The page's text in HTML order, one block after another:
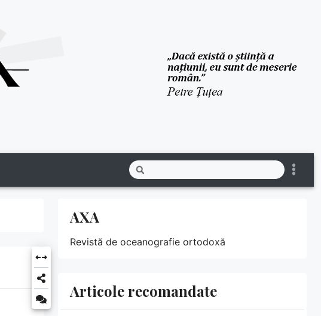
AXA
Revistă de oceanografie ortodoxă
Articole recomandate